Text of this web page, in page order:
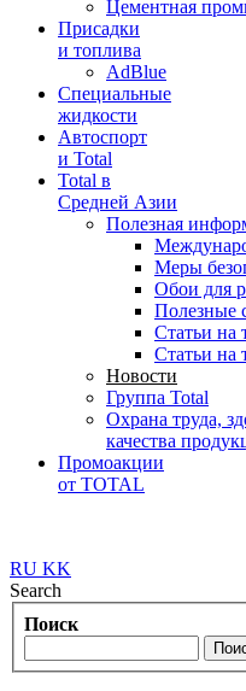
Цементная
Присадки
и топлива
AdBlue
Специальные
жидкости
Автоспорт
и Total
Total в
Средней Азии
Полезная
Меры
Обои для
Полезные
Статьи на
Статьи на
Новости
Группа Total
Охрана труда,
качества
Промоакции
от TOTAL
RU KK
Search
Поиск